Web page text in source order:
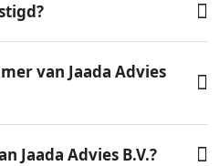
van Jaada Advies
Jaada Advies B.V.?